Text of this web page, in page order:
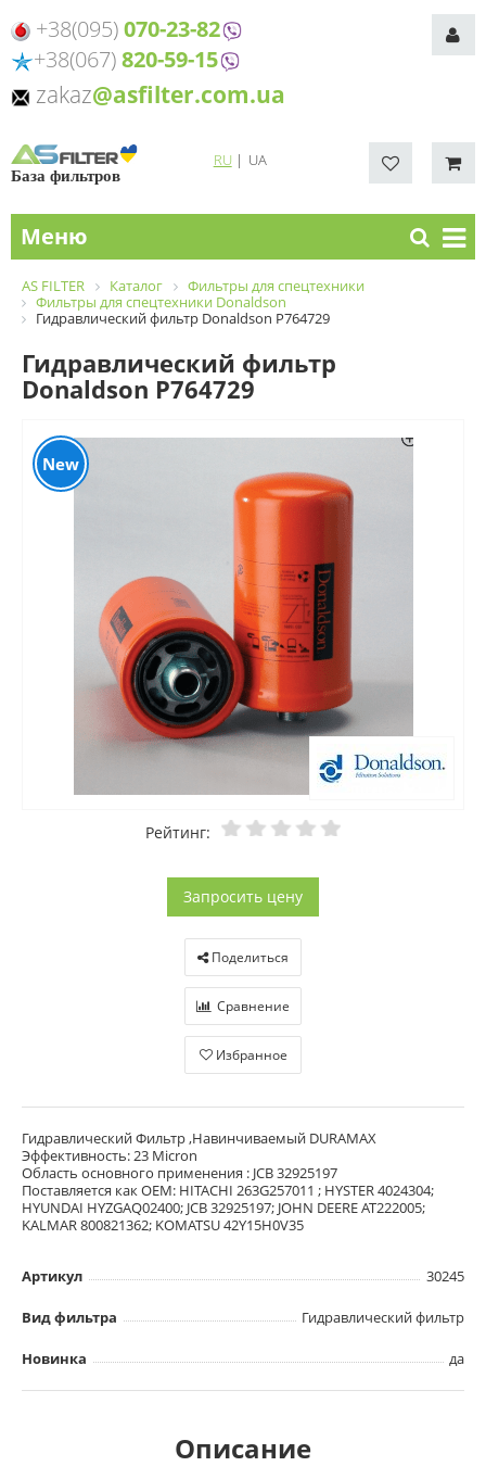
+38(095)070-23-82
+38(067)820-59-15
zakaz@asfilter.com.ua
База фильтров
RU| UA
Меню
AS FILTER Каталог
Фильтры для спецтехники
Фильтры для спецтехники Donaldson
Гидравлический фильтр Donaldson P764729
Гидравлический фильтр
Donaldson P764729
New
Рейтинг:
Запросить цену
Поделиться
Сравнение
Избранное
Гидравлический Фильтр ,Навинчиваемый DURAMAX
Эффективность: 23 Micron
Область основного применения : JCB 32925197
Поставляется как OEM: HITACHI 263G257011 ; HYSTER 4024304;
HYUNDAI HYZGAQ02400; JCB 32925197; JOHN DEERE AT222005;
KALMAR 800821362; KOMATSU 42Y15H0V35
Артикул 30245
Вид фильтра Гидравлический фильтр
Новинка да
Описание